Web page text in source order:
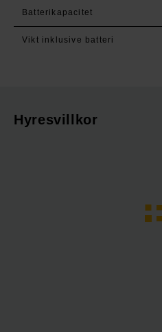
Batterikapacitet
Vikt inklusive batteri
Hyresvillkor